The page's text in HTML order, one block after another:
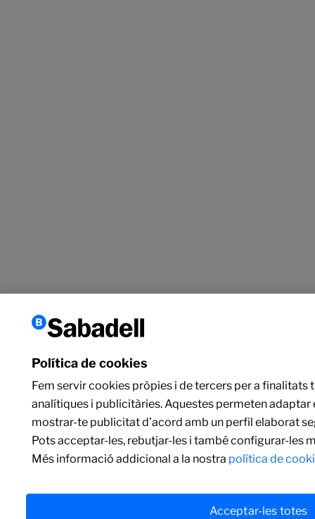
Política de cookies
Fem servir cookies pròpies i de tercers per a finalitats
analítiques i publicitàries. Aquestes permeten adaptar
mostrar-te publicitat d’acord amb un perfil elaborat
Pots acceptar-les, rebutjar-les i també configurar-les
Més informació addicional a la nostra política de
Acceptar-les totes